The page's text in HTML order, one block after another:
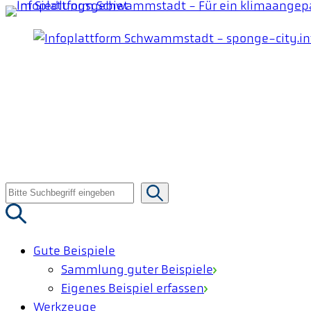
Zum
Inhalt
Suche
nach:
Gute Beispiele
Sammlung guter Beispiele
Eigenes Beispiel erfassen
Werkzeuge